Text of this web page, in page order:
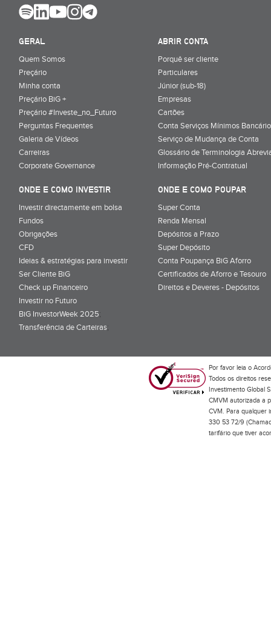
GERAL
Quem Somos
Preçário
Minha conta
Preçário BiG +
Preçário #Investe_no_Futuro
Perguntas Frequentes
Galeria de Vídeos
Carreiras
Corporate Governance
ABRIR CONTA
Porquê ser cliente
Particulares
Júnior (sub-18)
Empresas
Cartões
Conta Serviços Mínimos
Serviço de Mudança de Conta
Glossário de Terminologia
Informação Pré-Contratual
ONDE E COMO INVESTIR
Investir directamente em bolsa
Fundos
Obrigações
CFD
Ideias & estratégias para investir
Ser Cliente BiG
Check up Financeiro
Investir no Futuro
BiG InvestorWeek 2025;
Transferência de Carteiras;
ONDE E COMO POUPAR
Super Conta
Renda Mensal
Depósitos a Prazo
Super Depósito
Conta Poupança BiG Aforro
Certificados de Aforro e Tesouro
Direitos e Deveres - Depósitos
Por favor leia o
Todos os direitos
Investimento Global
CMVM autorizada a
CVM. Para qualquer
330 53 72/9
tarifário que tiver